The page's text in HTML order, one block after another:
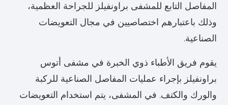
المفاصل التابع للمشفى براونفيلز للجراحة العظمية،
وذلك باعتبارهم اختصاصيين في مجال التعويضات
الصناعية.
يقوم فريق الأطباء ذوي الخبرة في مشفى أتوس
براونفيلز بإجراء عمليات المفاصل الصناعية للركبة
والورك والكتف. في المشفى، يتم استخدام التعويضات